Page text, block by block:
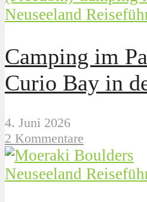
Neuseeland
Camping im
Curio Bay in
4. Juni 2026
2 Kommentare
Neuseeland